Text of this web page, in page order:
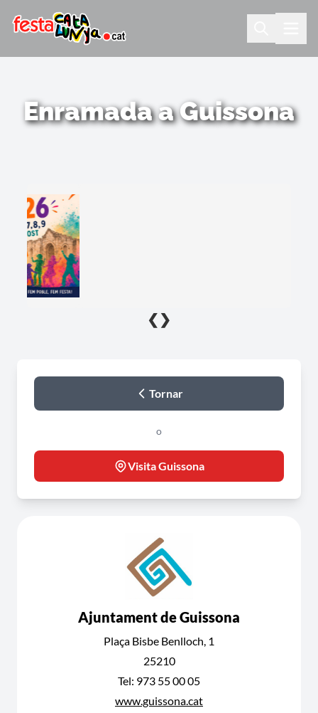
Enramada a Guissona
❮ ❯
Tornar
o
Visita Guissona
Ajuntament de Guissona
Plaça Bisbe Benlloch, 1
25210
Tel: 973 55 00 05
www.guissona.cat